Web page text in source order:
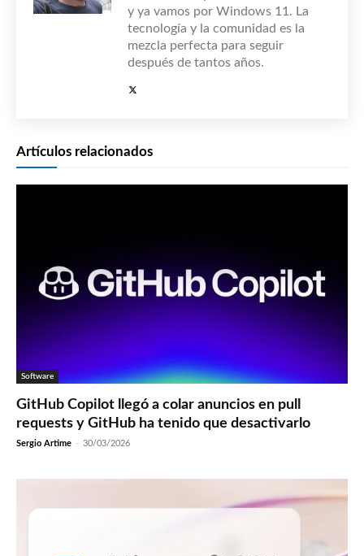
y ya vamos por Windows 11. La
tecnología y la comunidad es la
mezcla perfecta para seguir
después de tantos años.
Artículos relacionados
Software
GitHub Copilot llegó a colar anuncios en pull
requests y GitHub ha tenido que desactivarlo
Sergio Artime - 30/03/2026